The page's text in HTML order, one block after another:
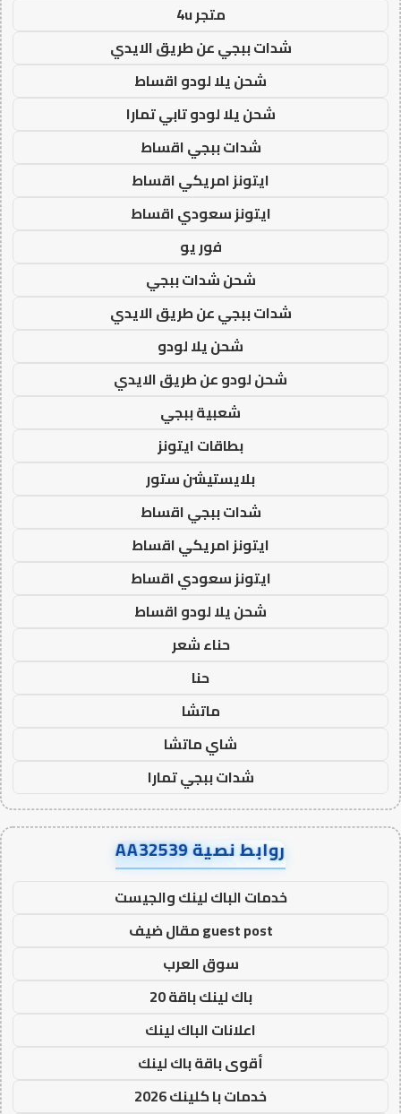
متجر 4u
شدات ببجي عن طريق الايدي
شحن يلا لودو اقساط
شحن يلا لودو تابي تمارا
شدات ببجي اقساط
ايتونز امريكي اقساط
ايتونز سعودي اقساط
فور يو
شحن شدات ببجي
شدات ببجي عن طريق الايدي
شحن يلا لودو
شحن لودو عن طريق الايدي
شعبية ببجي
بطاقات ايتونز
بلايستيشن ستور
شدات ببجي اقساط
ايتونز امريكي اقساط
ايتونز سعودي اقساط
شحن يلا لودو اقساط
حناء شعر
حنا
ماتشا
شاي ماتشا
شدات ببجي تمارا
روابط نصية AA32539
خدمات الباك لينك والجيست
guest post مقال ضيف
سوق العرب
باك لينك باقة 20
اعلانات الباك لينك
أقوى باقة باك لينك
خدمات با كلينك 2026